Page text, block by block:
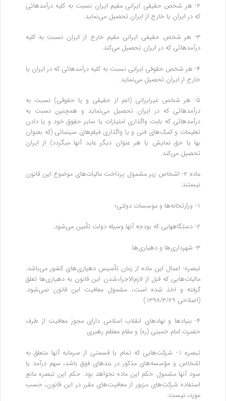
۲- هر شخص حقیقی ایرانی مقیم ایران نسبت به کلیه درآمدهائی
که در ایران یا خارج از ایران تحصیل می‌نماید.
۳- هر شخص حقیقی ایرانی مقیم خارج از ایران نسبت به کلیه
درآمدهائی که در ایران تحصیل می‌کند.
۴- هر شخص حقوقی ایرانی نسبت به کلیه درآمدهائی که در ایران یا
خارج از ایران تحصیل می‌نماید.
۵- هر شخص غیرایرانی (‌اعم از حقیقی و یا حقوقی) نسبت به
درآمدهائی که در ایران تحصیل می‌نماید و همچنین نسبت به
درآمدهائی که بابت ‌واگذاری امتیازات یا سایر حقوق خود و یا دادن
تعلیمات و کمک‌های فنی و یا واگذاری فیلم‌های سینمائی (‌که بعنوان
بها یا حق نمایش یا هر عنوان‌ دیگر عاید آنها میگردد) از ایران
تحصیل می‌کند.
‌ماده ۲- اشخاص زیر مشمول پرداخت مالیات‌های موضوع این قانون
نیستند:
۱- وزارتخانه‌ها و موسسات دولتی؛
۲- دستگاههایی که بودجه آنها وسیله دولت تأمین می‌شود.
۳- شهرداری‌ها و دهیاری‌ها.
تبصره- اعمال این ماده از زمان تأسیس دهیاری‌های کشور می‌باشد.
مالیات‌هایی که قبل از لازم‌الاجراءشدن این قانون به دهیاری‌ها تعلق
گرفته و اخذ شده است، مشمول معافیت این قانون نمی‌شود.
(اصلاحی ۱۳۹۸/۳/۲۹)
۴- بنیادها و نهادهای انقلاب اسلامی دارای مجوز معافیت از طرف
حضرت امام خمینی (ره) و مقام معظم رهبری
‌تبصره ۱- شرکت‌هایی که تمام یا قسمتی از سرمایه آنها متعلق به
اشخاص و مؤسسه‌های مذکور در بندهای فوق باشد، سهم درآمد یا
سود آنها‌ مشمول حکم این ماده نخواهد بود. حکم این تبصره مانع
استفاده شرکت‌های مزبور از معافیت‌های مقرر در این قانون، حسب
مورد، نیست.